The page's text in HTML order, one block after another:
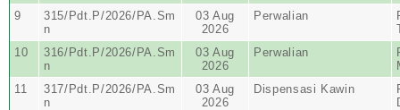
9
315/Pdt.P/2026/PA.Sm
n
03 Aug
2026
Perwalian
10
316/Pdt.P/2026/PA.Sm
n
03 Aug
2026
Perwalian
11
317/Pdt.P/2026/PA.Sm
n
03 Aug
2026
Dispensasi Kawin